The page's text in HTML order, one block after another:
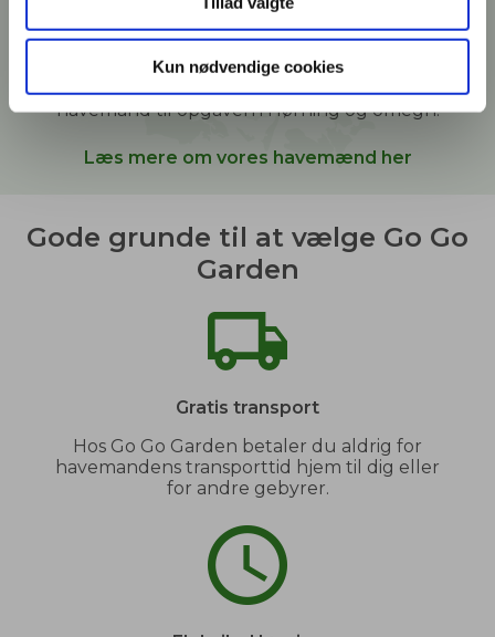
Kun nødvendige cookies
Vi hjælper i vores kunders haver derhjemme, i
sommerhuse, kolonihaver og andre grønne
arealer. Når du bestillerhavehjælp
Garden, sætter vi dig i kontakt med den bedste
havemand til opgaven iHørning og omegn.
Læs mere om vores havemænd her
Gode grunde til at vælge Go Go
Garden
Gratis transport
Hos Go Go Garden betaler du aldrig for
havemandens transporttid hjem til dig eller
for andre gebyrer.